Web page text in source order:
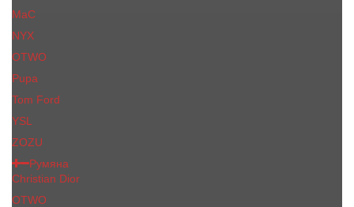
MaC
NYX
OTWO
Pupa
Tom Ford
YSL
ZOZU
Румяна
Christian Dior
OTWO